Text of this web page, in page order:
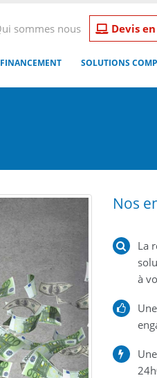
sommes nous Devis
FINANCEMENT SOLUTIONS
Nos
La
à